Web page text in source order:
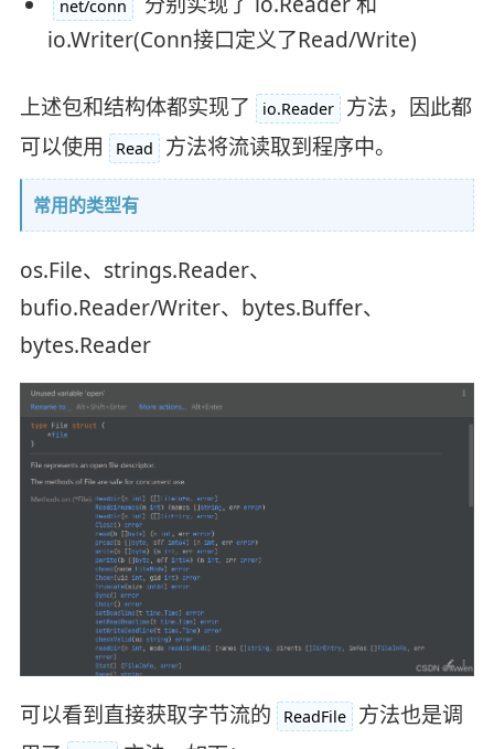
net/conn
io.Writer(Conn接口定义了Read/Write)
上述包和结构体都实现了 io.Reader
方法，因此都
可以使用
Read 方法将流读取到程序中。
常用的类型有
os.File、strings.Reader、
bufio.Reader/Writer、bytes.Buffer、
bytes.Reader
可以看到直接获取字节流的 ReadFile
方法也是调